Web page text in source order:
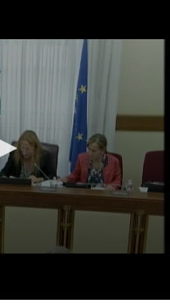
Deputati
di navigazione